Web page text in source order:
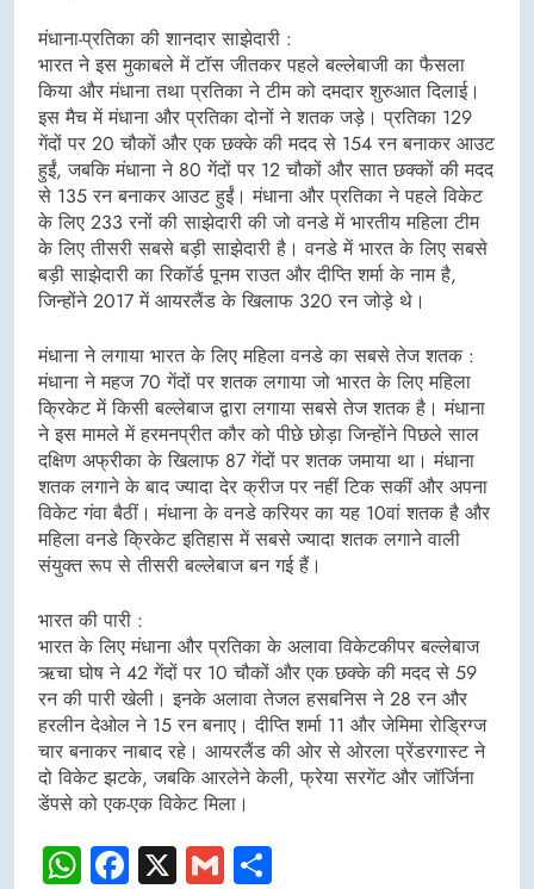
मंधाना-प्रतिका की शानदार साझेदारी :
भारत ने इस मुकाबले में टॉस जीतकर पहले बल्लेबाजी का फैसला
किया और मंधाना तथा प्रतिका ने टीम को दमदार शुरुआत दिलाई।
इस मैच में मंधाना और प्रतिका दोनों ने शतक जड़े। प्रतिका 129
गेंदों पर 20 चौकों और एक छक्के की मदद से 154 रन बनाकर आउट
हुईं, जबकि मंधाना ने 80 गेंदों पर 12 चौकों और सात छक्कों की मदद
से 135 रन बनाकर आउट हुईं। मंधाना और प्रतिका ने पहले विकेट
के लिए 233 रनों की साझेदारी की जो वनडे में भारतीय महिला टीम
के लिए तीसरी सबसे बड़ी साझेदारी है। वनडे में भारत के लिए सबसे
बड़ी साझेदारी का रिकॉर्ड पूनम राउत और दीप्ति शर्मा के नाम है,
जिन्होंने 2017 में आयरलैंड के खिलाफ 320 रन जोड़े थे।
मंधाना ने लगाया भारत के लिए महिला वनडे का सबसे तेज शतक :
मंधाना ने महज 70 गेंदों पर शतक लगाया जो भारत के लिए महिला
क्रिकेट में किसी बल्लेबाज द्वारा लगाया सबसे तेज शतक है। मंधाना
ने इस मामले में हरमनप्रीत कौर को पीछे छोड़ा जिन्होंने पिछले साल
दक्षिण अफ्रीका के खिलाफ 87 गेंदों पर शतक जमाया था। मंधाना
शतक लगाने के बाद ज्यादा देर क्रीज पर नहीं टिक सकीं और अपना
विकेट गंवा बैठीं। मंधाना के वनडे करियर का यह 10वां शतक है और
महिला वनडे क्रिकेट इतिहास में सबसे ज्यादा शतक लगाने वाली
संयुक्त रूप से तीसरी बल्लेबाज बन गई हैं।
भारत की पारी :
भारत के लिए मंधाना और प्रतिका के अलावा विकेटकीपर बल्लेबाज
ऋचा घोष ने 42 गेंदों पर 10 चौकों और एक छक्के की मदद से 59
रन की पारी खेली। इनके अलावा तेजल हसबनिस ने 28 रन और
हरलीन देओल ने 15 रन बनाए। दीप्ति शर्मा 11 और जेमिमा रोड्रिग्ज
चार बनाकर नाबाद रहे। आयरलैंड की ओर से ओरला प्रेंडरगास्ट ने
दो विकेट झटके, जबकि आरलेने केली, फ्रेया सरगेंट और जॉर्जिना
डेंपसे को एक-एक विकेट मिला।
WhatsApp
Facebook
X Gmail